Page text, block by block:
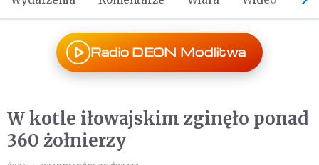
Radio DEON Modlitwa
W kotle iłowajskim zginęło ponad
360 żołnierzy